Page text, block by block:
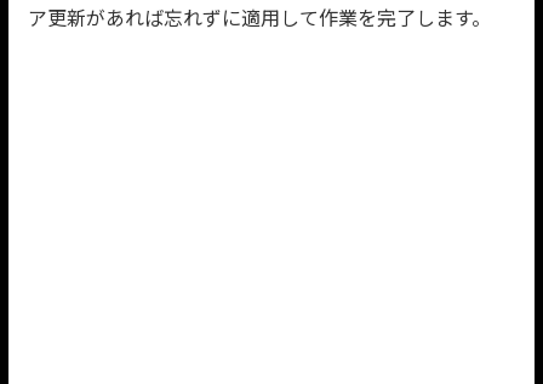
ア更新があれば忘れずに適用して作業を完了します。